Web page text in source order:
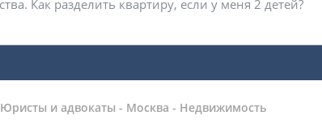
Юристы и адвокаты - Москва - Недвижимость